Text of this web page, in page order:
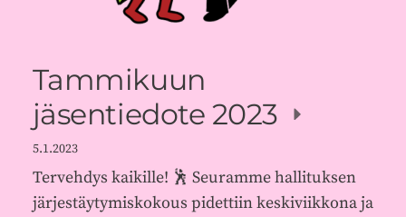
Tammikuun
jäsentiedote 2023
5.1.2023
Tervehdys kaikille! 🕺 Seuramme hallituksen
järjestäytymiskokous pidettiin keskiviikkona ja